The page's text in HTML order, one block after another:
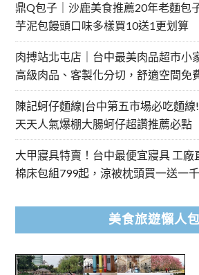
鼎Q包子｜沙鹿美食推薦20年老麵包
芋泥包饅頭口味多樣買10送1更划算
肉搏站北屯店｜台中最美肉品超市小
高級肉品、客製化分切，舒適空間免
陳記蚵仔麵線|台中第五市場必吃麵
天天人氣爆棚大腸蚵仔超讚推薦必點
大甲寢具特賣！台中最便宜寢具 工
棉床包組799起，涼被枕頭買一送一
美食旅遊懶人包